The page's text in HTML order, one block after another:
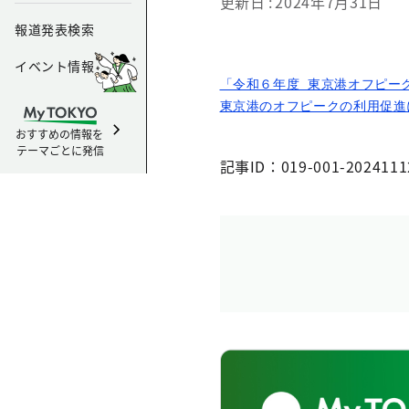
報道発表検索
イベント情報
おすすめの情報を
テーマごとに発信
「令和６年度 東京港オフピ
東京港のオフピークの利用促
記事ID：019-001-